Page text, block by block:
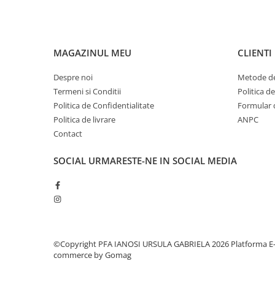
MAGAZINUL MEU
Despre noi
Termeni si Conditii
Politica de Confidentialitate
Politica de livrare
Contact
CLIENTI
Metode
Politica
Formular
ANPC
SOCIAL URMARESTE-NE IN SOCIAL MEDIA
©Copyright PFA IANOSI URSULA GABRIELA 2026 Platforma E-
commerce by Gomag